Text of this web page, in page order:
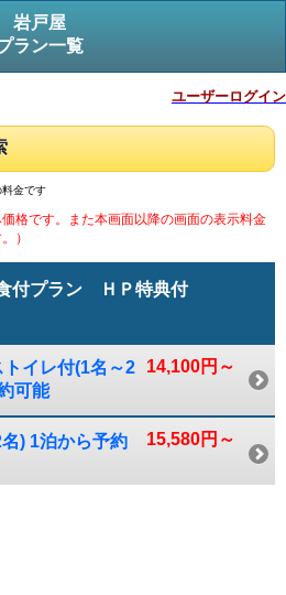
岩戸屋
ラン一覧
ユーザーログイン
金です
格です。また本画面以降の画面の表示料金
）
付プラン ＨＰ特典付
14,100円～
イレ付(1名～2
可能
15,580円～
) 1泊から予約